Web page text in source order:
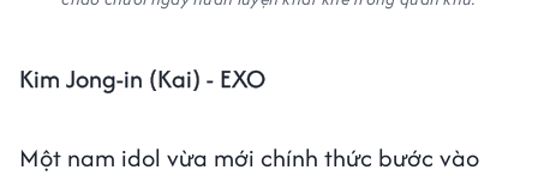
Kim Jong-in (Kai) - EXO
Một nam idol vừa mới chính thức bước vào